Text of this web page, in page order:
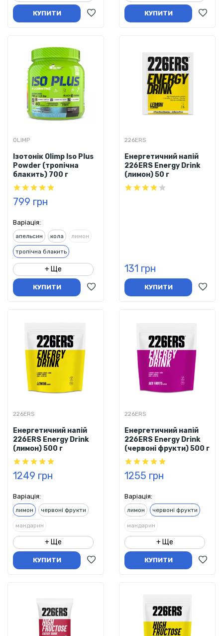
КУПИТИ КУПИТИ
OLIMP
Ізотонік Olimp Iso Plus
Powder (тропічна
блакить) 700 г
799 грн
Варіація:
апельсин кола лимон
тропічна блакить
холодний чай
+ Ще
КУПИТИ
226ERS
Енергетичний напій
226ERS Energy Drink
(лимон) 50 г
131 грн
КУПИТИ
226ERS
Енергетичний напій
226ERS Energy Drink
(лимон) 500 г
1249 грн
Варіація:
лимон червоні фрукти
мандарин
+ Ще
КУПИТИ
226ERS
Енергетичний напій
226ERS Energy Drink
(червоні фрукти) 500 г
1255 грн
Варіація:
лимон червоні фрукти
мандарин
+ Ще
КУПИТИ